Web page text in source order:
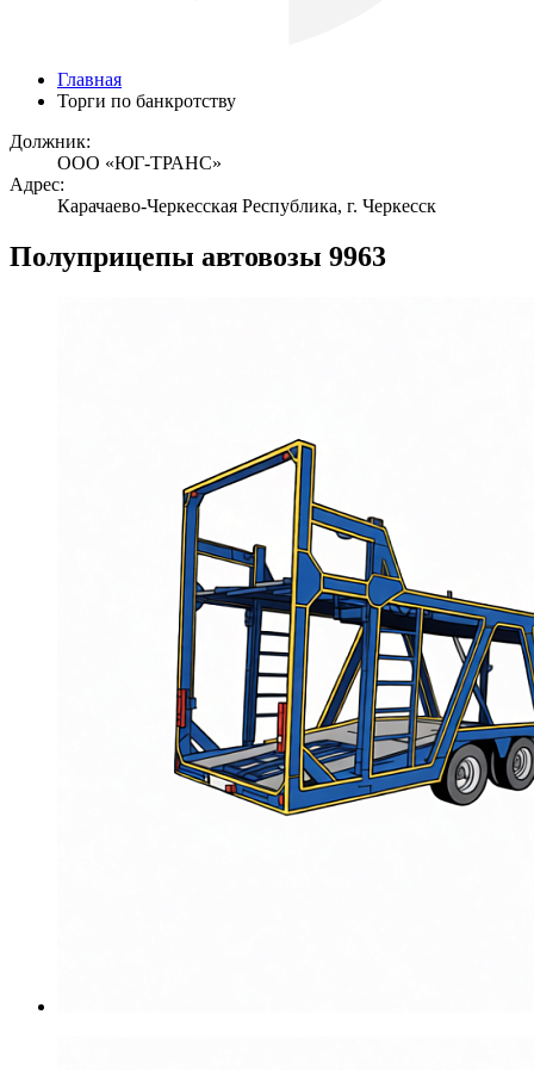
Главная
Торги по банкротству
Должник:
ООО «ЮГ-ТРАНС»
Адрес:
Карачаево-Черкесская Республика, г. Черкесск
Полуприцепы автовозы 9963